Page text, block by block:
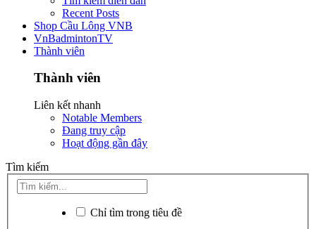
Recent Posts
Shop Cầu Lông VNB
VnBadmintonTV
Thành viên
Thành viên
Liên kết nhanh
Notable Members
Đang truy cập
Hoạt động gần đây
Tìm kiếm
Chỉ tìm trong tiêu đề